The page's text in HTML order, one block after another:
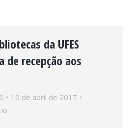
da UFES
de recepção aos
10 de abril de 2017